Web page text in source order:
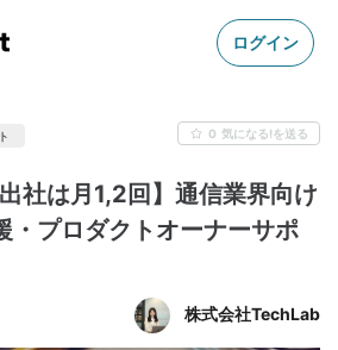
ログイン
0 気になる!を送る
社は月1,2回】通信業界向け
・プロダクトオーナーサポ
株式会社TechLab